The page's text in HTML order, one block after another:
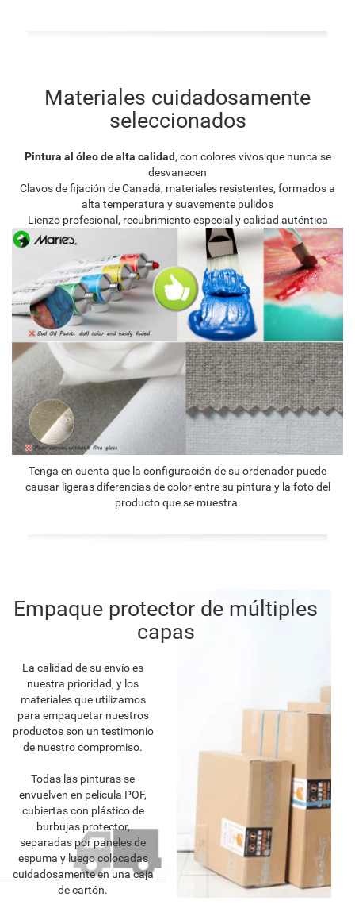
Materiales cuidadosamente
seleccionados
Pintura al óleo de alta calidad, con colores vivos que nunca se
desvanecen
Clavos de fijación de Canadá, materiales resistentes, formados a
alta temperatura y suavemente pulidos
Lienzo profesional, recubrimiento especial y calidad auténtica
Tenga en cuenta que la configuración de su ordenador puede
causar ligeras diferencias de color entre su pintura y la foto del
producto que se muestra.
Empaque protector de múltiples
capas
La calidad de su envío es
nuestra prioridad, y los
materiales que utilizamos
para empaquetar nuestros
productos son un testimonio
de nuestro compromiso.
Todas las pinturas se
envuelven en película POF,
cubiertas con plástico de
burbujas protector,
separadas por paneles de
espuma y luego colocadas
cuidadosamente en una caja
de cartón.